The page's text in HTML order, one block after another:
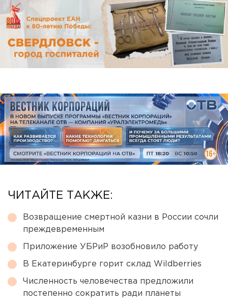
ЧИТАЙТЕ ТАКЖЕ:
Возвращение смертной казни в России сочли
преждевременным
Приложение УБРиР возобновило работу
В Екатеринбурге горит склад Wildberries
Численность человечества предложили
постепенно сократить ради планеты